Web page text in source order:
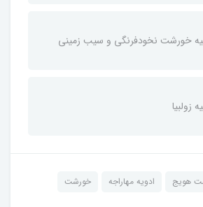
خورشت نخودفرنگی و سیب زمینی
زولبیا
هویج ادویه مهاراجه
خورشت